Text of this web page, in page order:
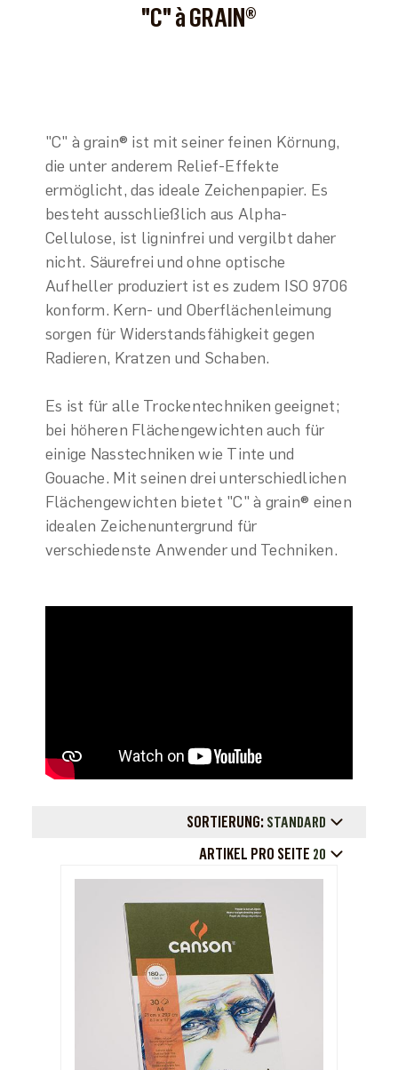
"C" à GRAIN®
"C" à grain® ist mit seiner feinen Körnung,
die unter anderem Relief-Effekte
ermöglicht, das ideale Zeichenpapier. Es
besteht ausschließlich aus Alpha-
Cellulose, ist ligninfrei und vergilbt daher
nicht. Säurefrei und ohne optische
Aufheller produziert ist es zudem ISO 9706
konform. Kern- und Oberflächenleimung
sorgen für Widerstandsfähigkeit gegen
Radieren, Kratzen und Schaben.
Es ist für alle Trockentechniken geeignet;
bei höheren Flächengewichten auch für
einige Nasstechniken wie Tinte und
Gouache. Mit seinen drei unterschiedlichen
Flächengewichten bietet "C" à grain® einen
idealen Zeichenuntergrund für
verschiedenste Anwender und Techniken.
SORTIERUNG: STANDARD
ARTIKEL PRO SEITE 20